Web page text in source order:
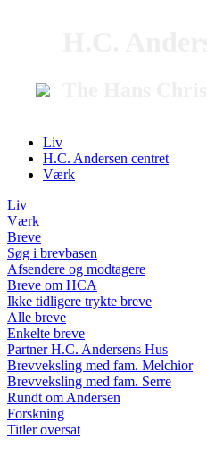
Liv
H.C. Andersen centret
Værk
Liv
Værk
Breve
Søg i brevbasen
Afsendere og modtagere
Breve om HCA
Ikke tidligere trykte breve
Alle breve
Enkelte breve
Partner H.C. Andersens Hus
Brevveksling med fam. Melchior
Brevveksling med fam. Serre
Rundt om Andersen
Forskning
Titler oversat